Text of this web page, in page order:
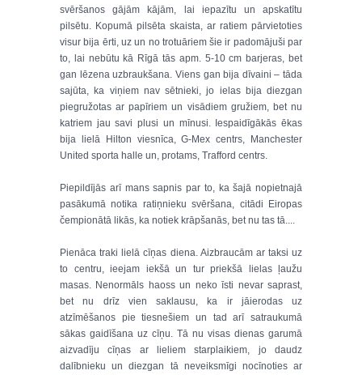
svēršanos gājām kājām, lai iepazītu un apskatītu
pilsētu. Kopumā pilsēta skaista, ar ratiem pārvietoties
visur bija ērti, uz un no trotuāriem šie ir padomājuši par
to, lai nebūtu kā Rīgā tās apm. 5-10 cm barjeras, bet
gan lēzena uzbraukšana. Viens gan bija dīvaini – tāda
sajūta, ka viņiem nav sētnieki, jo ielas bija diezgan
piegružotas ar papīriem un visādiem gružiem, bet nu
katriem jau savi plusi un mīnusi. Iespaidīgākās ēkas
bija lielā Hilton viesnīca, G-Mex centrs, Manchester
United sporta halle un, protams, Trafford centrs.
Piepildījās arī mans sapnis par to, ka šajā nopietnajā
pasākumā notika ratiņnieku svēršana, citādi Eiropas
čempionātā likās, ka notiek krāpšanās, bet nu tas tā....
Pienāca traki lielā cīņas diena. Aizbraucām ar taksi uz
to centru, ieejam iekšā un tur priekšā lielas ļaužu
masas. Nenormāls haoss un neko īsti nevar saprast,
bet nu drīz vien saklausu, ka ir jāierodas uz
atzīmēšanos pie tiesnešiem un tad arī satraukumā
sākas gaidīšana uz cīņu. Tā nu visas dienas garumā
aizvadīju cīņas ar lieliem starplaikiem, jo daudz
dalībnieku un diezgan tā neveiksmīgi nocīnoties ar